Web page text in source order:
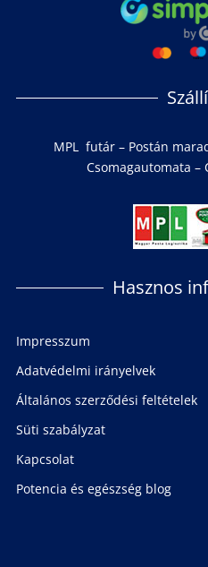
MPL futár – Postán
Csomagautomata –
Hasznos
Impresszum
Adatvédelmi irányelvek
Általános szerződési feltételek
Süti szabályzat
Kapcsolat
Potencia és egészség blog